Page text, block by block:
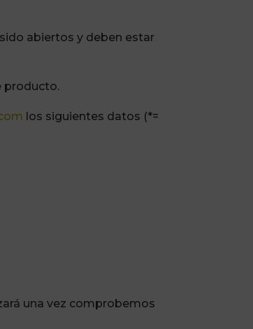
abiertos y deben estar
producto.
los siguientes datos (*=
una vez comprobemos